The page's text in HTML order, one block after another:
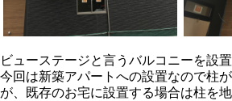
ビューステージと言うバルコニーを設置
今回は新築アパートへの設置なので柱
が、既存のお宅に設置する場合は柱を